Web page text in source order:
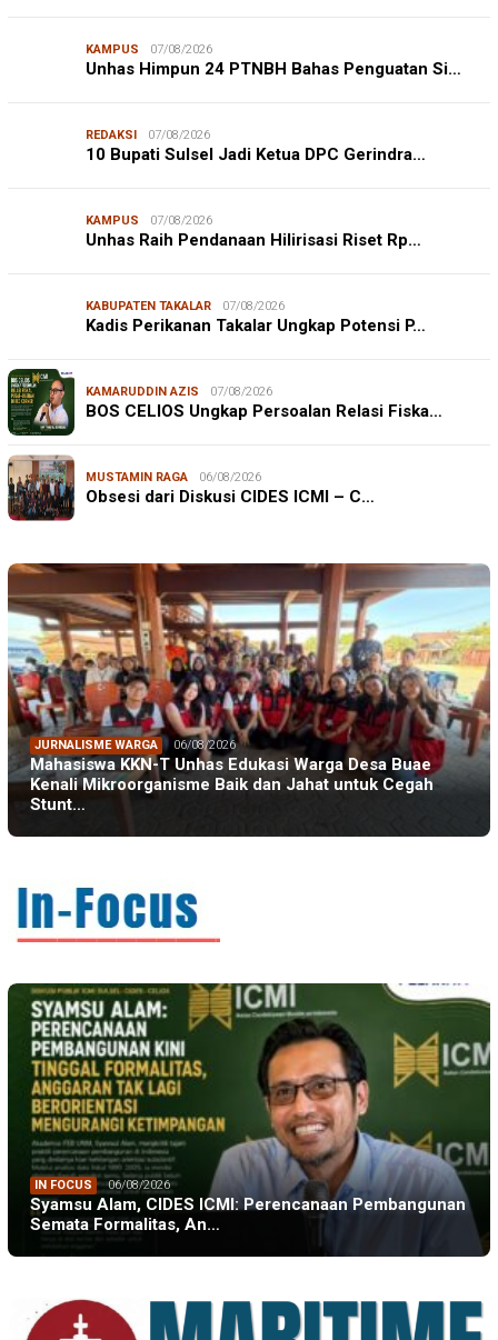
KAMPUS 07/08/2026
Unhas Himpun 24 PTNBH Bahas Penguatan Si…
REDAKSI 07/08/2026
10 Bupati Sulsel Jadi Ketua DPC Gerindra…
KAMPUS 07/08/2026
Unhas Raih Pendanaan Hilirisasi Riset Rp…
KABUPATEN TAKALAR 07/08/2026
Kadis Perikanan Takalar Ungkap Potensi P…
KAMARUDDIN AZIS 07/08/2026
BOS CELIOS Ungkap Persoalan Relasi Fiska…
MUSTAMIN RAGA 06/08/2026
Obsesi dari Diskusi CIDES ICMI – C…
JURNALISME WARGA 06/08/2026
Mahasiswa KKN-T Unhas Edukasi Warga Desa Buae
Kenali Mikroorganisme Baik dan Jahat untuk Cegah
Stunt…
IN FOCUS 06/08/2026
Syamsu Alam, CIDES ICMI: Perencanaan Pembangunan
Semata Formalitas, An…